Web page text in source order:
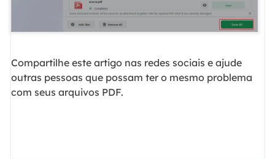
Compartilhe este artigo nas redes sociais e ajude
outras pessoas que possam ter o mesmo problema
com seus arquivos PDF.